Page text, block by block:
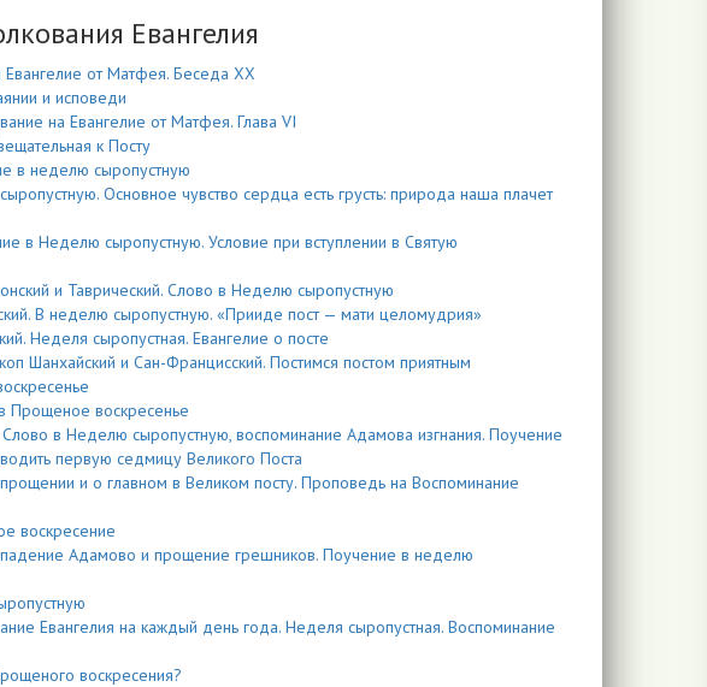
Евангелия
Евангелие от Матфея. Беседа XX
и исповеди
на Евангелие от Матфея. Глава VI
к Посту
в неделю сыропустную
Основное чувство сердца есть грусть: природа наша плачет
в Неделю сыропустную. Условие при вступлении в Святую
и Таврический. Слово в Неделю сыропустную
В неделю сыропустную. «Прииде пост — мати целомудрия»
Неделя сыропустная. Евангелие о посте
Шанхайский и Сан-Францисский. Постимся постом приятным
Прощеное воскресенье
в Неделю сыропустную, воспоминание Адамова изгнания. Поучение
первую седмицу Великого Поста
и о главном в Великом посту. Проповедь на Воспоминание
воскресение
Адамово и прощение грешников. Поучение в неделю
Евангелия на каждый день года. Неделя сыропустная. Воспоминание
воскресения?